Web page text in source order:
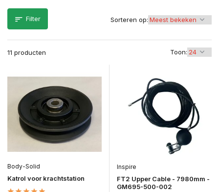
Filter
11 producten Toon:
Sorteren op:
Body-Solid
Katrol voor krachtstation
Inspire
FT2 Upper Cable - 7980mm -
GM695-500-002